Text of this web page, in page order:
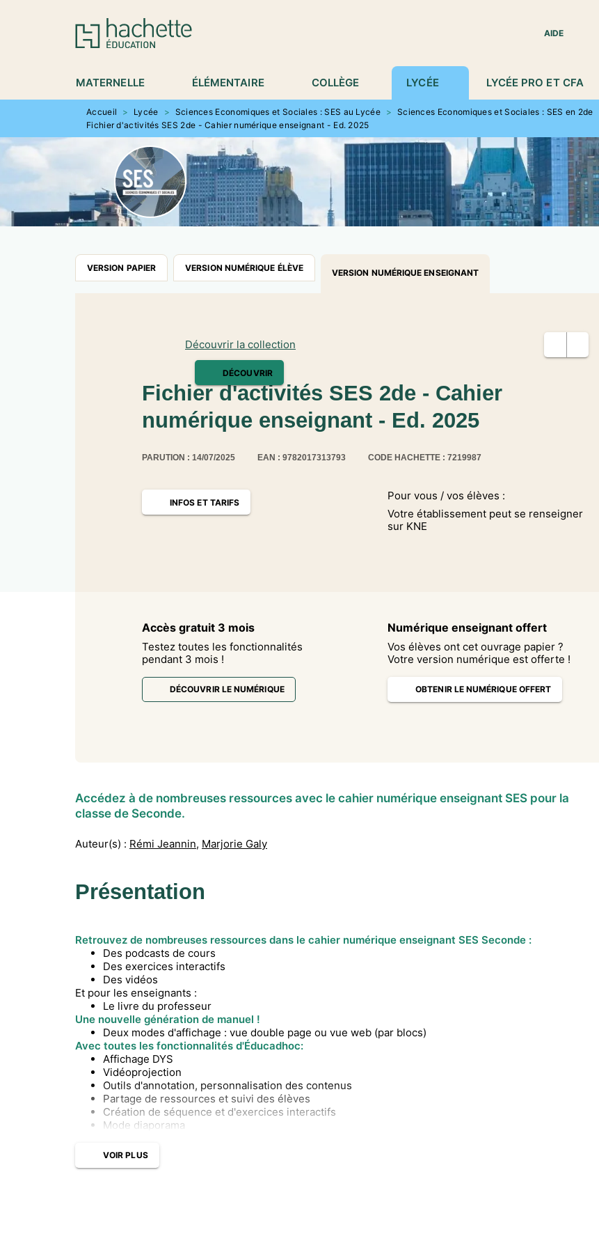
MENU RECHERCHE
AIDE
MATERNELLE ÉLÉMENTAIRE COLLÈGE LYCÉE LYCÉE PRO ET CFA
Accueil > Lycée > Sciences Economiques et Sociales : SES au Lycée > Sciences Economiques et Sociales : SES en 2de
Fichier d'activités SES 2de - Cahier numérique enseignant - Ed. 2025
VERSION PAPIER VERSION NUMÉRIQUE ÉLÈVE VERSION NUMÉRIQUE ENSEIGNANT
DÉCOUVRIR
Découvrir la collection
Fichier d'activités SES 2de - Cahier
numérique enseignant - Ed. 2025
PARUTION : 14/07/2025 EAN : 9782017313793 CODE HACHETTE : 7219987
INFOS ET TARIFS
Pour vous / vos élèves :
Votre établissement peut se renseigner
sur KNE
Accès gratuit 3 mois
Testez toutes les fonctionnalités
pendant 3 mois !
DÉCOUVRIR LE NUMÉRIQUE
Numérique enseignant offert
Vos élèves ont cet ouvrage papier ?
Votre version numérique est offerte !
OBTENIR LE NUMÉRIQUE OFFERT
Accédez à de nombreuses ressources avec le cahier numérique enseignant SES pour la
classe de Seconde.
Auteur(s) : Rémi Jeannin, Marjorie Galy
Présentation
Retrouvez de nombreuses ressources dans le cahier numérique enseignant SES Seconde :
Des podcasts de cours
Des exercices interactifs
Des vidéos
Et pour les enseignants :
Le livre du professeur
Une nouvelle génération de manuel !
Deux modes d'affichage : vue double page ou vue web (par blocs)
Avec toutes les fonctionnalités d'Éducadhoc:
Affichage DYS
Vidéoprojection
Outils d'annotation, personnalisation des contenus
Partage de ressources et suivi des élèves
Création de séquence et d'exercices interactifs
Mode diaporama
VOIR PLUS